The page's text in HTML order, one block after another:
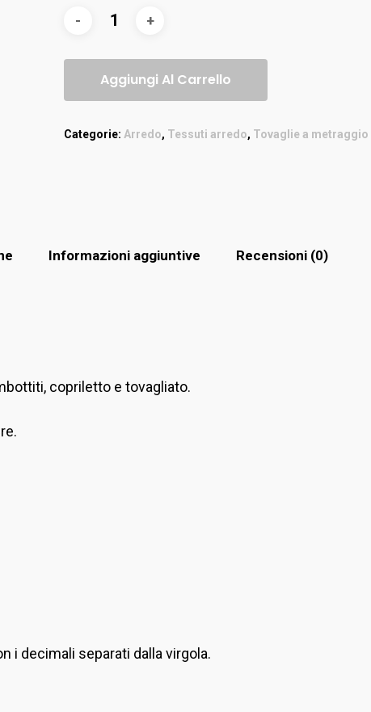
Aggiungi Al Carrello
Categorie: Arredo, Tessuti arredo, Tovaglie a metraggio
Informazioni aggiuntive Recensioni (0)
copriletto e tovagliato.
i decimali separati dalla virgola.